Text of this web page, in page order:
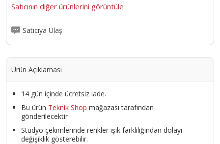
Satıcının diğer ürünlerini görüntüle
Satıcıya Ulaş
Ürün Açıklaması
14 gün içinde ücretsiz iade.
Bu ürün Teknik Shop mağazası tarafından
gönderilecektir
Stüdyo çekimlerinde renkler ışık farklılığından dolayı
değişiklik gösterebilir.